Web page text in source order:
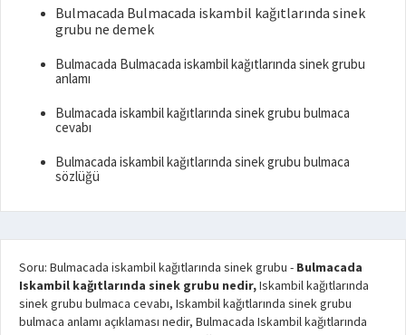
Bulmacada Bulmacada iskambil kağıtlarında sinek
grubu ne demek
Bulmacada Bulmacada iskambil kağıtlarında sinek grubu
anlamı
Bulmacada iskambil kağıtlarında sinek grubu bulmaca
cevabı
Bulmacada iskambil kağıtlarında sinek grubu bulmaca
sözlüğü
Soru: Bulmacada iskambil kağıtlarında sinek grubu - Bulmacada
Iskambil kağıtlarında sinek grubu nedir,Iskambil kağıtlarında
sinek grubu bulmaca cevabı, Iskambil kağıtlarında sinek grubu
bulmaca anlamı açıklaması nedir, Bulmacada Iskambil kağıtlarında